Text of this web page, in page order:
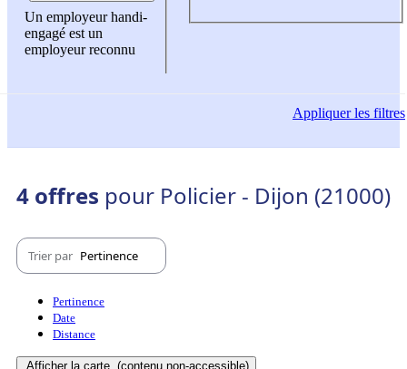
Un employeur handi-
engagé est un
employeur reconnu
Appliquerles filtres
4 offres pour Policier - Dijon (21000)
Trier par Pertinence
Pertinence
Date
Distance
Afficher la carte (contenu non-accessible)